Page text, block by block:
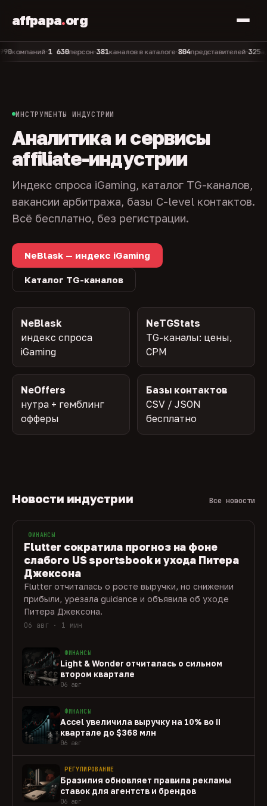
affpapa.org
•1 630персон•381каналов в каталоге•804представителей•325
ИНСТРУМЕНТЫ ИНДУСТРИИ
Аналитика и сервисы
affiliate-индустрии
Индекс спроса iGaming, каталог TG-каналов,
вакансии арбитража, базы C-level контактов.
Всё бесплатно, без регистрации.
NeBlask — индекс iGaming
Каталог TG-каналов
NeBlask
индекс спроса
iGaming
NeTGStats
TG-каналы: цены,
CPM
NeOffers
нутра + гемблинг
офферы
Базы контактов
CSV / JSON
бесплатно
Новости индустрии Все новости
ФИНАНСЫ
Flutter сократила прогноз на фоне
слабого US sportsbook и ухода Питера
Джексона
Flutter отчиталась о росте выручки, но снижении
прибыли, урезала guidance и объявила об уходе
Питера Джексона.
06 авг · 1 мин
ФИНАНСЫ
Light & Wonder отчиталась о сильном
втором квартале
06 авг
ФИНАНСЫ
Accel увеличила выручку на 10% во II
квартале до $368 млн
06 авг
РЕГУЛИРОВАНИЕ
Бразилия обновляет правила рекламы
ставок для агентств и брендов
06 авг